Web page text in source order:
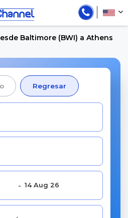
Baltimore (BWI) a Athens
Regresar